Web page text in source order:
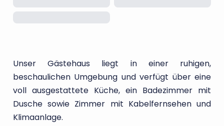
Unser Gästehaus liegt in einer ruhigen,
beschaulichen Umgebung und verfügt über eine
voll ausgestattete Küche, ein Badezimmer mit
Dusche sowie Zimmer mit Kabelfernsehen und
Klimaanlage.